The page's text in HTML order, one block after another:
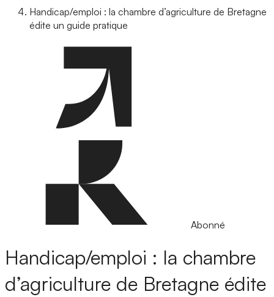
Handicap/emploi : la chambre d’agriculture de Bretagne
édite un guide pratique
Abonné
Handicap/emploi : la chambre
d’agriculture de Bretagne édite